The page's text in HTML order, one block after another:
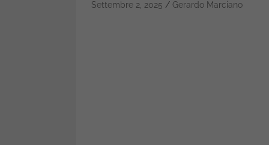
Settembre 2, 2025 Gerardo Marciano